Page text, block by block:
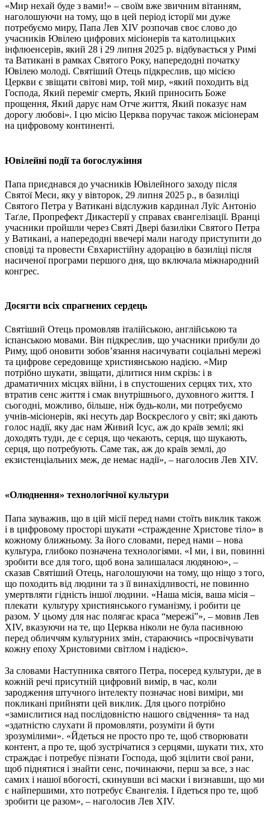
«Мир нехай буде з вами!» – своїм вже звичним вітанням,
наголошуючи на тому, що в цей період історії ми дуже
потребуємо миру, Папа Лев XIV розпочав своє слово до
учасників Ювілею цифрових місіонерів та католицьких
інфлюенсерів, який 28 і 29 липня 2025 р. відбувається у Римі
та Ватикані в рамках Святого Року, напередодні початку
Ювілею молоді. Святіший Отець підкреслив, що місією
Церкви є звіщати світові мир, той мир, «який походить від
Господа, Який переміг смерть, Який приносить Боже
прощення, Який дарує нам Отче життя, Який показує нам
дорогу любові». І цю місію Церква поручає також місіонерам
на цифровому континенті.
Ювілейні події та богослужіння
Папа приєднався до учасників Ювілейного заходу після
Святої Меси, яку у вівторок, 29 липня 2025 р., в базиліці
Святого Петра у Ватикані відслужив кардинал Луїс Антоніо
Таґле, Пропрефект Дикастерії у справах євангелізації. Вранці
учасники пройшли через Святі Двері базиліки Святого Петра
у Ватикані, а напередодні ввечері мали нагоду приступити до
сповіді та провести Євхаристійну адорацію в базиліці після
насиченої програми першого дня, що включала міжнародний
конгрес.
Досягти всіх спрагнених сердець
Святіший Отець промовляв італійською, англійською та
іспанською мовами. Він підкреслив, що учасники прибули до
Риму, щоб оновити зобов’язання насичувати соціальні мережі
та цифрове середовище християнською надією. «Мир
потрібно шукати, звіщати, ділитися ним скрізь: і в
драматичних місцях війни, і в спустошених серцях тих, хто
втратив сенс життя і смак внутрішнього, духовного життя. І
сьогодні, можливо, більше, ніж будь-коли, ми потребуємо
учнів-місіонерів, які несуть дар Воскреслого у світ; які дають
голос надії, яку дає нам Живий Ісус, аж до країв землі; які
доходять туди, де є серця, що чекають, серця, що шукають,
серця, що потребують. Саме так, аж до країв землі, до
екзистенціальних меж, де немає надії», – наголосив Лев XIV.
«Олюднення» технологічної культури
Папа зауважив, що в цій місії перед нами стоїть виклик також
і в цифровому просторі шукати «стражденне Христове тіло» в
кожному ближньому. За його словами, перед нами – нова
культура, глибоко позначена технологіями. «І ми, і ви, повинні
зробити все для того, щоб вона залишалася людяною», –
сказав Святіший Отець, наголошуючи на тому, що ніщо з того,
що походить від людини та з її винахідливості, не повинно
умертвляти гідність іншої людини. «Наша місія, ваша місія –
плекати культуру християнського гуманізму, і робити це
разом. У цьому для нас полягає краса “мережі”», – мовив Лев
XIV, вказуючи на те, що Церква ніколи не була пасивною
перед обличчям культурних змін, стараючись «просвічувати
кожну епоху Христовими світлом і надією».
За словами Наступника святого Петра, посеред культури, де в
кожній речі присутній цифровий вимір, в час, коли
зародження штучного інтелекту позначає нові виміри, ми
покликані прийняти цей виклик. Для цього потрібно
«замислитися над послідовністю нашого свідчення» та над
«здатністю слухати й промовляти, розуміти й бути
зрозумілими». «Йдеться не просто про те, щоб створювати
контент, а про те, щоб зустрічатися з серцями, шукати тих, хто
страждає і потребує пізнати Господа, щоб зцілити свої рани,
щоб піднятися і знайти сенс, починаючи, перш за все, з нас
самих і нашої вбогості, скинувши всі маски і визнавши, що ми
є найпершими, хто потребує Євангелія. І йдеться про те, щоб
зробити це разом», – наголосив Лев XIV.